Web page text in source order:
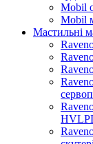
Mobil
Mobil
Мастильні